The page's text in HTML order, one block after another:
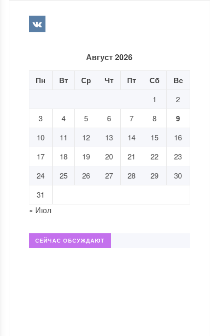
Август 2026
Пн Вт Ср Чт Пт Сб Вс
1
2
3
4 5 6 7 8 9
10 11 12 13 14 15
16
17
18 19 20 21 22
23
24
25 26 27 28 29
30
31
« Июл
СЕЙЧАС ОБСУЖДАЮТ